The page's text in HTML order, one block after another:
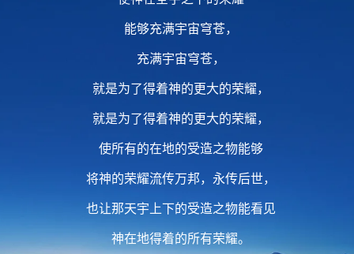
能够充满宇宙穹苍，
充满宇宙穹苍，
就是为了得着神的更大的荣耀，
就是为了得着神的更大的荣耀，
使所有的在地的受造之物能够
将神的荣耀流传万邦，永传后世，
也让那天宇上下的受造之物能看见
神在地得着的所有荣耀。